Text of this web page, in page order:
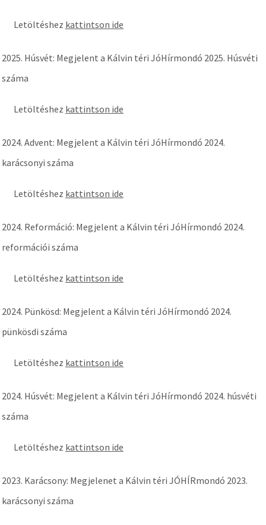
Letöltéshez kattintson ide
2025. Húsvét: Megjelent a Kálvin téri JóHírmondó 2025. Húsvéti
száma
Letöltéshez kattintson ide
2024. Advent: Megjelent a Kálvin téri JóHírmondó 2024.
karácsonyi száma
Letöltéshez kattintson ide
2024. Reformáció: Megjelent a Kálvin téri JóHírmondó 2024.
reformációi száma
Letöltéshez kattintson ide
2024. Pünkösd: Megjelent a Kálvin téri JóHírmondó 2024.
pünkösdi száma
Letöltéshez kattintson ide
2024. Húsvét: Megjelent a Kálvin téri JóHírmondó 2024. húsvéti
száma
Letöltéshez kattintson ide
2023. Karácsony: Megjelenet a Kálvin téri JÓHÍRmondó 2023.
karácsonyi száma